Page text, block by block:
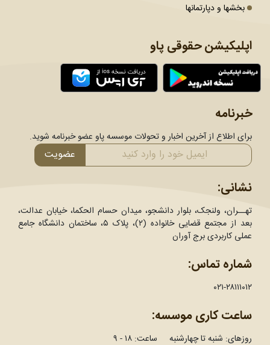
بخشها و دپارتمانها
اپلیکیشن حقوقی پاو
خبرنامه
برای اطلاع از آخرین اخبار و تحولات موسسه پاو عضو خبرنامه شوید.
عضویت
نشانی:
تهــران، ولنجک، بلوار دانشجو، میدان حسام الحکما، خیابان عدالت،
بعد از مجتمع قضایی خانواده (۲)، پلاک ۵، ساختمان دانشگاه جامع
عملی کاربردی برج آوران
شماره تماس:
۰۲۱-۲۸۱۱۱۰۱۲
ساعت کاری موسسه:
روزهای: شنبه تا چهارشنبه ساعت: ۱۸ - ۹